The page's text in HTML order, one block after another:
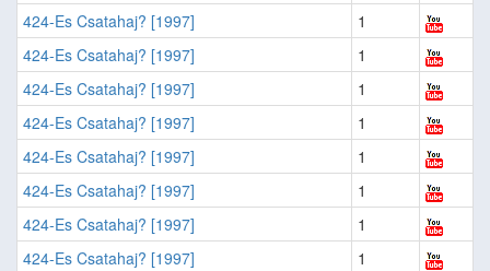
424-Es Csatahaj? [1997]
1
424-Es Csatahaj? [1997]
1
424-Es Csatahaj? [1997]
1
424-Es Csatahaj? [1997]
1
424-Es Csatahaj? [1997]
1
424-Es Csatahaj? [1997]
1
424-Es Csatahaj? [1997]
1
424-Es Csatahaj? [1997]
1